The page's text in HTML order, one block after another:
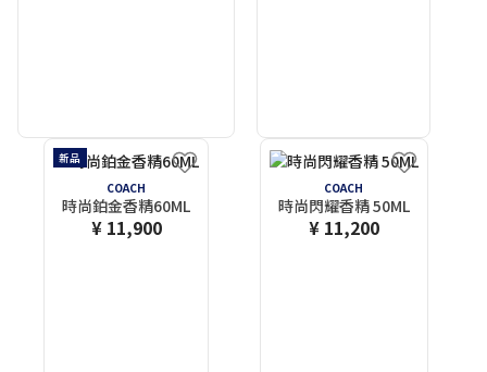
新品
COACH
時尚鉑金香精60ML
¥ 11,900
COACH
時尚閃耀香精 50ML
¥ 11,200